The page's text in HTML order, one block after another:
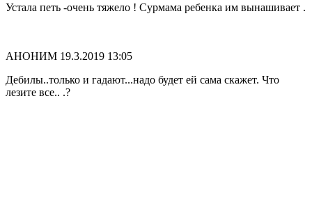
Устала петь -очень тяжело ! Сурмама ребенка им вынашивает .
АНОНИМ 19.3.2019 13:05
Дебилы..только и гадают...надо будет ей сама скажет. Что
лезите все.. .?